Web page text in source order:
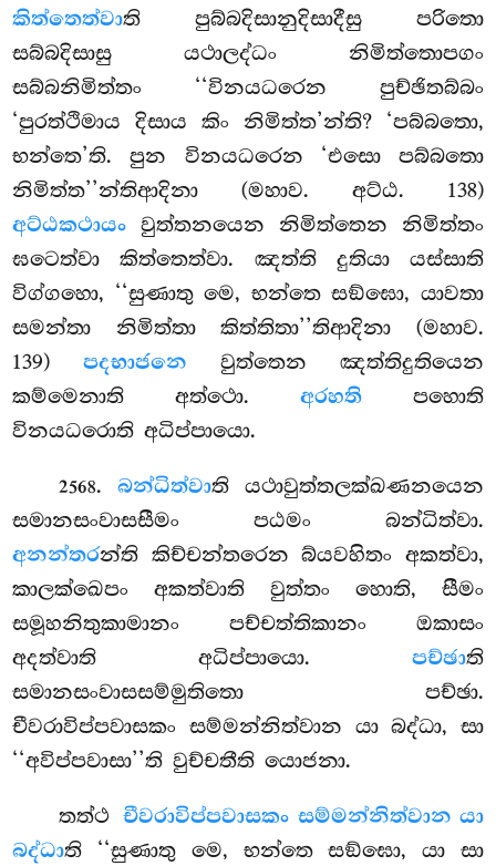
කිත්තෙත්වාති පුබ්බදිසානුදිසාදීසු පරිතො
සබ්බදිසාසු යථාලද්ධං නිමිත්තොපගං
සබ්බනිමිත්තං ‘‘විනයධරෙන පුච්ඡිතබ්බං
‘පුරත්ථිමාය දිසාය කිං නිමිත්ත’න්ති? ‘පබ්බතො,
භන්තෙ’ති. පුන විනයධරෙන ‘එසො පබ්බතො
නිමිත්ත’’න්තිආදිනා (මහාව. අට්ඨ. 138)
අට්ඨකථායං වුත්තනයෙන නිමිත්තෙන නිමිත්තං
ඝටෙත්වා කිත්තෙත්වා. ඤත්ති දුතියා යස්සාති
විග්ගහො, ‘‘සුණාතු මෙ, භන්තෙ සඞ්ඝො, යාවතා
සමන්තා නිමිත්තා කිත්තිතා’’තිආදිනා (මහාව.
139)පදභාජනෙ වුත්තෙන ඤත්තිදුතියෙන
කම්මෙනාති අත්ථො. අරහතිපහොති
විනයධරොති අධිප්පායො.
2568. බන්ධිත්වාති යථාවුත්තලක්ඛණනයෙන
සමානසංවාසසීමං පඨමං බන්ධිත්වා.
අනන්තරන්ති කිච්චන්තරෙන බ්යවහිතං අකත්වා,
කාලක්ඛෙපං අකත්වාති වුත්තං හොති, සීමං
සමූහනිතුකාමානං පච්චත්තිකානං ඔකාසං
අදත්වාති අධිප්පායො. පච්ඡාති
සමානසංවාසසම්මුතිතො පච්ඡා.
චීවරාවිප්පවාසකං සම්මන්නිත්වාන යා බද්ධා, සා
‘‘අවිප්පවාසා’’ති වුච්චතීති යොජනා.
තත්ථචීවරාවිප්පවාසකං සම්මන්නිත්වාන යා
බද්ධාති ‘‘සුණාතු මෙ, භන්තෙ සඞ්ඝො, යා සා